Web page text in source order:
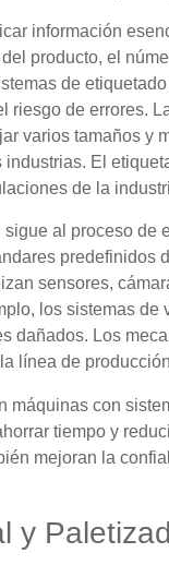
información
producto, el
de
riesgo de errores.
varios tamaños y
El
de la
al proceso de
predefinidos
sensores,
los sistemas
dañados. Los
línea de
máquinas con
tiempo y
mejoran la
y